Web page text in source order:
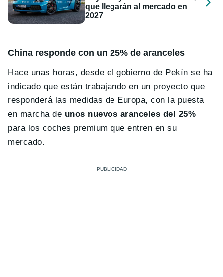
que llegarán al mercado en
2027
China responde con un 25% de aranceles
Hace unas horas, desde el gobierno de Pekín se ha
indicado que están trabajando en un proyecto que
responderá las medidas de Europa, con la puesta
en marcha de unos nuevos aranceles del 25%
para los coches premium que entren en su
mercado.